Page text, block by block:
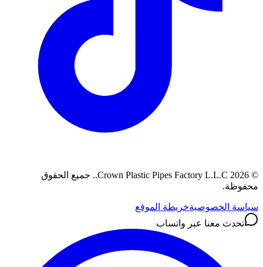
©
2026
Crown Plastic Pipes Factory L.L.C.
. جميع الحقوق
محفوظة.
سياسة الخصوصيةخريطة الموقع
تحدث معنا عبر واتساب